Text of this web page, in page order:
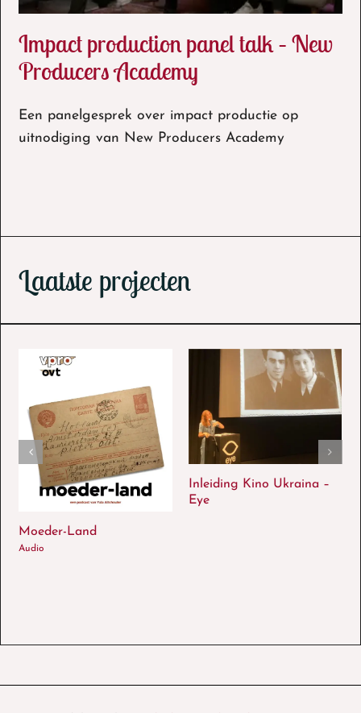
Impact production panel talk – New Producers
Academy
Impact production panel talk – New
Producers Academy
Een panelgesprek over impact productie op
uitnodiging van New Producers Academy
Laatste projecten
Moeder-Land
Audio
Inleiding Kino Ukraina –
Eye